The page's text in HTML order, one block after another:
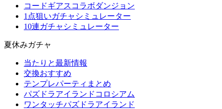
コードギアスコラボダンジョン
1点狙いガチャシミュレーター
10連ガチャシミュレーター
夏休みガチャ
当たりと最新情報
交換おすすめ
テンプレパーティまとめ
パズドラアイランドコロシアム
ワンタッチパズドラアイランド